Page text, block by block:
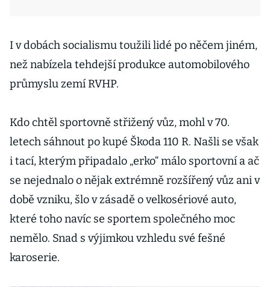
I v dobách socialismu toužili lidé po něčem jiném,
než nabízela tehdejší produkce automobilového
průmyslu zemí RVHP.
Kdo chtěl sportovně střižený vůz, mohl v 70.
letech sáhnout po kupé Škoda 110 R. Našli se však
i tací, kterým připadalo „erko“ málo sportovní a ač
se nejednalo o nějak extrémně rozšířený vůz ani v
době vzniku, šlo v zásadě o velkosériové auto,
které toho navíc se sportem společného moc
nemělo. Snad s výjimkou vzhledu své fešné
karoserie.